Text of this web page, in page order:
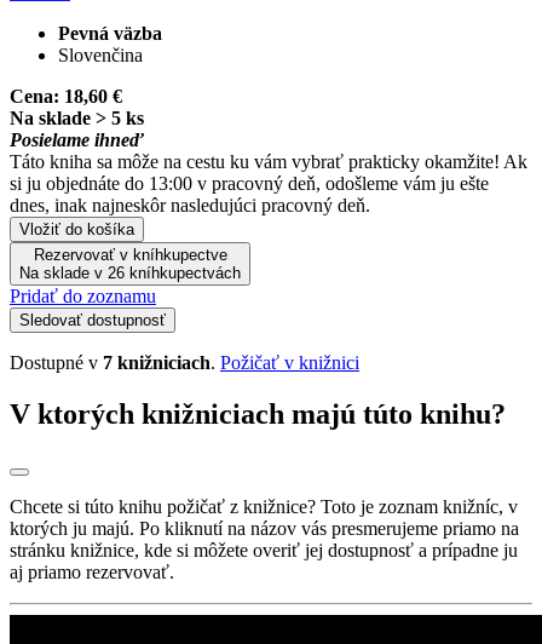
Pevná väzba
Slovenčina
Cena: 18,60 €
Na sklade > 5 ks
Posielame ihneď
Táto kniha sa môže na cestu ku vám vybrať prakticky okamžite! Ak
si ju objednáte do 13:00 v pracovný deň, odošleme vám ju ešte
dnes, inak najneskôr nasledujúci pracovný deň.
Vložiť do košíka
Rezervovať v kníhkupectve
Na sklade v 26 kníhkupectvách
Pridať do zoznamu
Sledovať dostupnosť
Dostupné v 7 knižniciach. Požičať v knižnici
V ktorých knižniciach majú túto knihu?
Chcete si túto knihu požičať z knižnice? Toto je zoznam knižníc, v
ktorých ju majú. Po kliknutí na názov vás presmerujeme priamo na
stránku knižnice, kde si môžete overiť jej dostupnosť a prípadne ju
aj priamo rezervovať.